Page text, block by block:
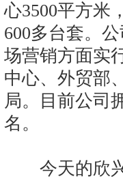
心3500平方米
600多台套。
场营销方面实
中心、外贸部
局。目前公司
名。
今天的欣兴